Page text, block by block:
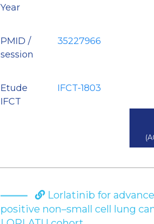
Year
PMID /
session
35227966
Etude
IFCT
IFCT-1803
Lorlatinib for
positive non–small cell lung